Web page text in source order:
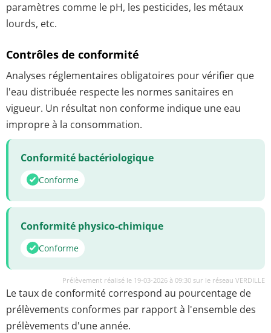
paramètres comme le pH, les pesticides, les métaux
lourds, etc.
Contrôles de conformité
Analyses réglementaires obligatoires pour vérifier que
l'eau distribuée respecte les normes sanitaires en
vigueur. Un résultat non conforme indique une eau
impropre à la consommation.
Conformité bactériologique
Conforme
Conformité physico-chimique
Conforme
Prélèvement réalisé le 19-03-2026 à 09:30 sur le réseau VERDILLE
Le taux de conformité correspond au pourcentage de
prélèvements conformes par rapport à l'ensemble des
prélèvements d'une année.